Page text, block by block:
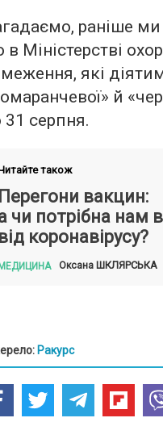
раніше
в Міністерстві
які
й
31 серпня.
також
Перегони вакцин:
чи потрібна нам
від коронавірусу?
МЕДИЦИНА Оксана ШКЛЯРСЬКА
Ракурс